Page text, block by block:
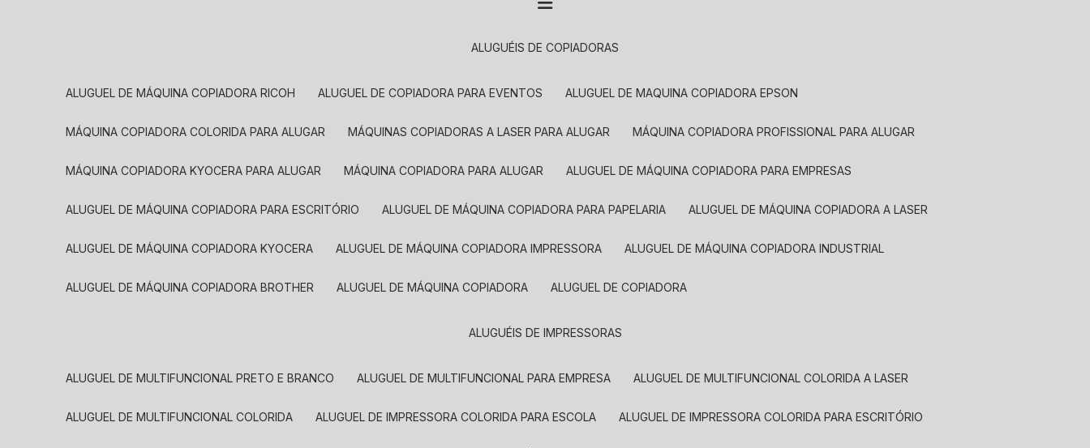
ALUGUÉIS DE COPIADORAS
ALUGUEL DE MÁQUINA COPIADORA RICOH ALUGUEL DE COPIADORA PARA EVENTOS ALUGUEL DE MAQUINA COPIADORA EPSON
MÁQUINA COPIADORA COLORIDA PARA ALUGAR MÁQUINAS COPIADORAS A LASER PARA ALUGAR MÁQUINA COPIADORA PROFISSIONAL PARA ALUGAR
MÁQUINA COPIADORA KYOCERA PARA ALUGAR MÁQUINA COPIADORA PARA ALUGAR ALUGUEL DE MÁQUINA COPIADORA PARA EMPRESAS
ALUGUEL DE MÁQUINA COPIADORA PARA ESCRITÓRIO ALUGUEL DE MÁQUINA COPIADORA PARA PAPELARIA ALUGUEL DE MÁQUINA COPIADORA A LASER
ALUGUEL DE MÁQUINA COPIADORA KYOCERA ALUGUEL DE MÁQUINA COPIADORA IMPRESSORA ALUGUEL DE MÁQUINA COPIADORA INDUSTRIAL
ALUGUEL DE MÁQUINA COPIADORA BROTHER ALUGUEL DE MÁQUINA COPIADORA ALUGUEL DE COPIADORA
ALUGUÉIS DE IMPRESSORAS
ALUGUEL DE MULTIFUNCIONAL PRETO E BRANCO ALUGUEL DE MULTIFUNCIONAL PARA EMPRESA ALUGUEL DE MULTIFUNCIONAL COLORIDA A LASER
ALUGUEL DE MULTIFUNCIONAL COLORIDA ALUGUEL DE IMPRESSORA COLORIDA PARA ESCOLA ALUGUEL DE IMPRESSORA COLORIDA PARA ESCRITÓRIO